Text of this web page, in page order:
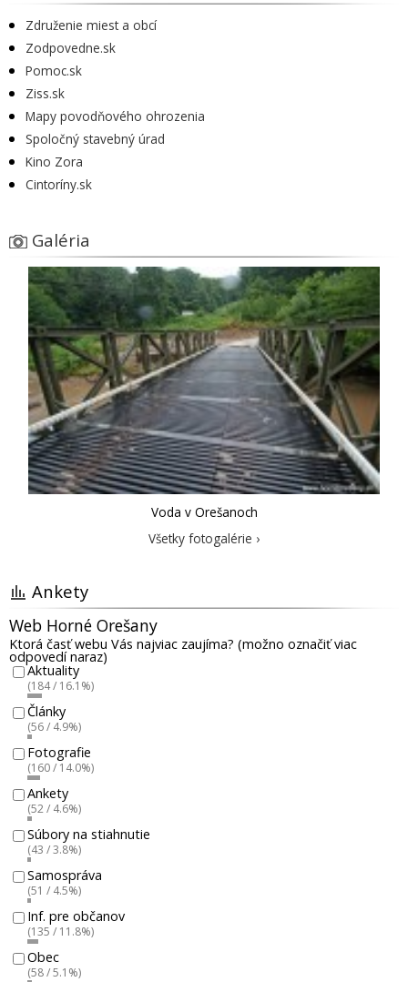
Združenie miest a obcí
Zodpovedne.sk
Pomoc.sk
Ziss.sk
Mapy povodňového ohrozenia
Spoločný stavebný úrad
Kino Zora
Cintoríny.sk
Galéria
Voda v Orešanoch
Všetky fotogalérie ›
Ankety
Web Horné Orešany
Ktorá časť webu Vás najviac zaujíma? (možno označiť viac
odpovedí naraz)
Aktuality
(184 / 16.1%)
Články
(56 / 4.9%)
Fotografie
(160 / 14.0%)
Ankety
(52 / 4.6%)
Súbory na stiahnutie
(43 / 3.8%)
Samospráva
(51 / 4.5%)
Inf. pre občanov
(135 / 11.8%)
Obec
(58 / 5.1%)